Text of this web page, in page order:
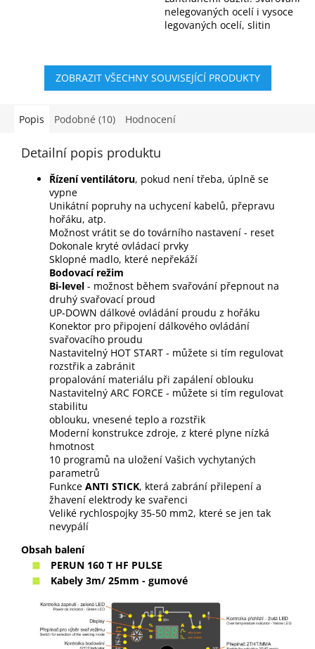
nelegovaných ocelí i vysoce
legovaných ocelí, slitin
ZOBRAZIT VŠECHNY SOUVISEJÍCÍ PRODUKTY
Popis Podobné (10) Hodnocení
Detailní popis produktu
Řízení ventilátoru, pokud není třeba, úplně se
vypne
Unikátní popruhy na uchycení kabelů, přepravu
hořáku, atp.
Možnost vrátit se do továrního nastavení - reset
Dokonale kryté ovládací prvky
Sklopné madlo, které nepřekáží
Bodovací režim
Bi-level - možnost během svařování přepnout na
druhý svařovací proud
UP-DOWN dálkové ovládání proudu z hořáku
Konektor pro připojení dálkového ovládání
svařovacího proudu
Nastavitelný HOT START - můžete si tím regulovat
rozstřik a zabránit
propalování materiálu při zapálení oblouku
Nastavitelný ARC FORCE - můžete si tím regulovat
stabilitu
oblouku, vnesené teplo a rozstřik
Moderní konstrukce zdroje, z které plyne nízká
hmotnost
10 programů na uložení Vašich vychytaných
parametrů
Funkce ANTI STICK, která zabrání přilepení a
žhavení elektrody ke svařenci
Veliké rychlospojky 35-50 mm2, které se jen tak
nevypálí
Obsah balení
PERUN 160 T HF PULSE
Kabely 3m/ 25mm - gumové